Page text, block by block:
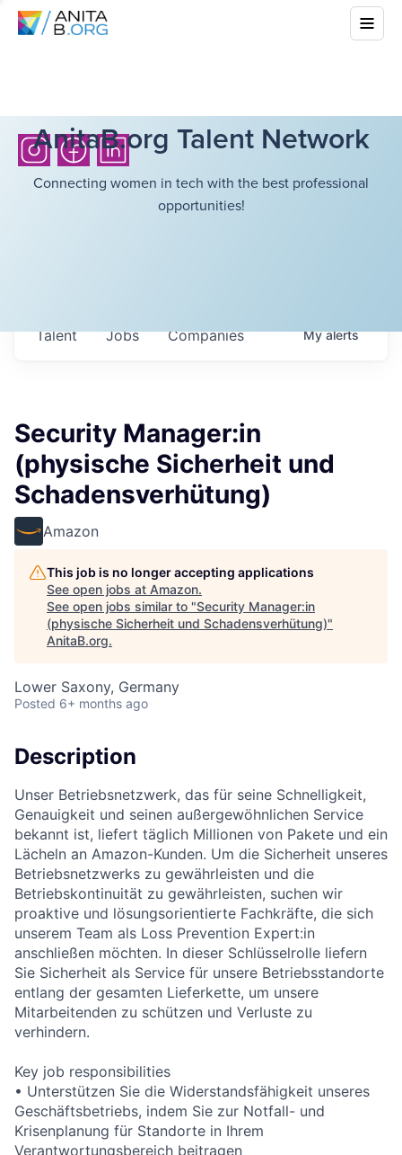
AnitaB.org Talent Network
Connecting women in tech with the best professional
opportunities!
Jobs Companies
Talent Myalerts
Security Manager:in
(physische Sicherheit und
Schadensverhütung)
Amazon
This job is no longer accepting applications
See open jobs at Amazon.
See open jobs similar to "Security Manager:in
(physische Sicherheit und Schadensverhütung)"
AnitaB.org.
Lower Saxony, Germany
Posted 6+ months ago
Description
Unser Betriebsnetzwerk, das für seine Schnelligkeit,
Genauigkeit und seinen außergewöhnlichen Service
bekannt ist, liefert täglich Millionen von Pakete und ein
Lächeln an Amazon-Kunden. Um die Sicherheit unseres
Betriebsnetzwerks zu gewährleisten und die
Betriebskontinuität zu gewährleisten, suchen wir
proaktive und lösungsorientierte Fachkräfte, die sich
unserem Team als Loss Prevention Expert:in
anschließen möchten. In dieser Schlüsselrolle liefern
Sie Sicherheit als Service für unsere Betriebsstandorte
entlang der gesamten Lieferkette, um unsere
Mitarbeitenden zu schützen und Verluste zu
verhindern.
Key job responsibilities
• Unterstützen Sie die Widerstandsfähigkeit unseres
Geschäftsbetriebs, indem Sie zur Notfall- und
Krisenplanung für Standorte in Ihrem
Verantwortungsbereich beitragen